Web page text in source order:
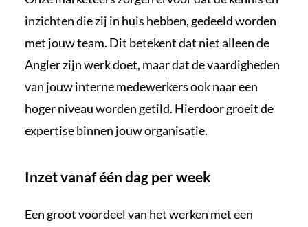
inzichten die zij in huis hebben, gedeeld worden
met jouw team. Dit betekent dat niet alleen de
Angler zijn werk doet, maar dat de vaardigheden
van jouw interne medewerkers ook naar een
hoger niveau worden getild. Hierdoor groeit de
expertise binnen jouw organisatie.
Inzet vanaf één dag per week
Een groot voordeel van het werken met een